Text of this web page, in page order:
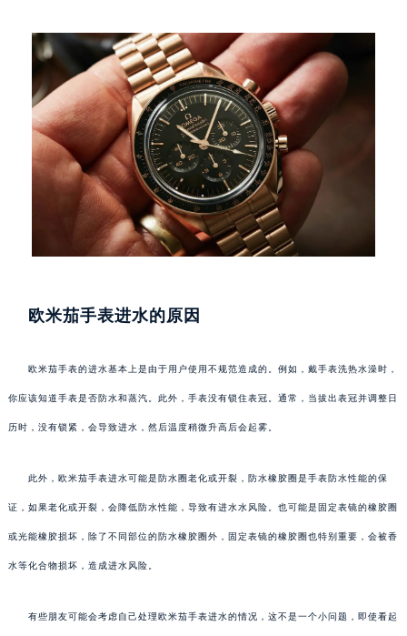
欧米茄手表进水的原因
欧米茄手表的进水基本上是由于用户使用不规范造成的。例如，戴手表洗热水澡时，
你应该知道手表是否防水和蒸汽。此外，手表没有锁住表冠。通常，当拔出表冠并调整日
历时，没有锁紧，会导致进水，然后温度稍微升高后会起雾。
此外，欧米茄手表进水可能是防水圈老化或开裂，防水橡胶圈是手表防水性能的保
证，如果老化或开裂，会降低防水性能，导致有进水水风险。也可能是固定表镜的橡胶圈
或光能橡胶损坏，除了不同部位的防水橡胶圈外，固定表镜的橡胶圈也特别重要，会被香
水等化合物损坏，造成进水风险。
有些朋友可能会考虑自己处理欧米茄手表进水的情况，这不是一个小问题，即使看起